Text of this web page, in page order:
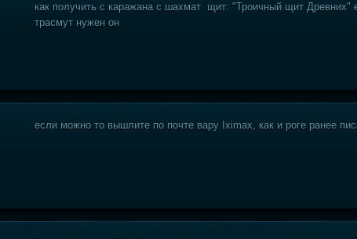
как получить с каражана с шахмат щит: "Троичный щит Древних"
трасмут нужен он
если можно то вышлите по почте вару Iximax, как и роге ранее